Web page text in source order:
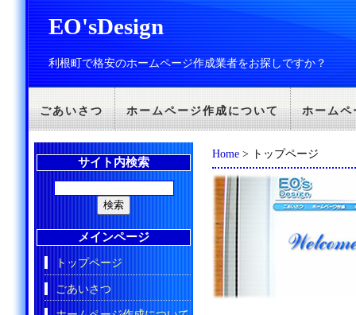
EO'sDesign
利根町で格安のホームページ作成業者をお探しですか？
ごあいさつ ホームページ作成について ホームペ
Home > トップページ
サイト内検索
メインページ
トップページ
ごあいさつ